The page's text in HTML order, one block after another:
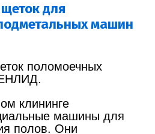
для
машин
поломоечных
клининге
машины для
полов. Они